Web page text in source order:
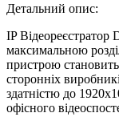
Детальний опис:
IP Відеореєстратор
максимальною
пристрою
сторонніх
здатністю до
офісного